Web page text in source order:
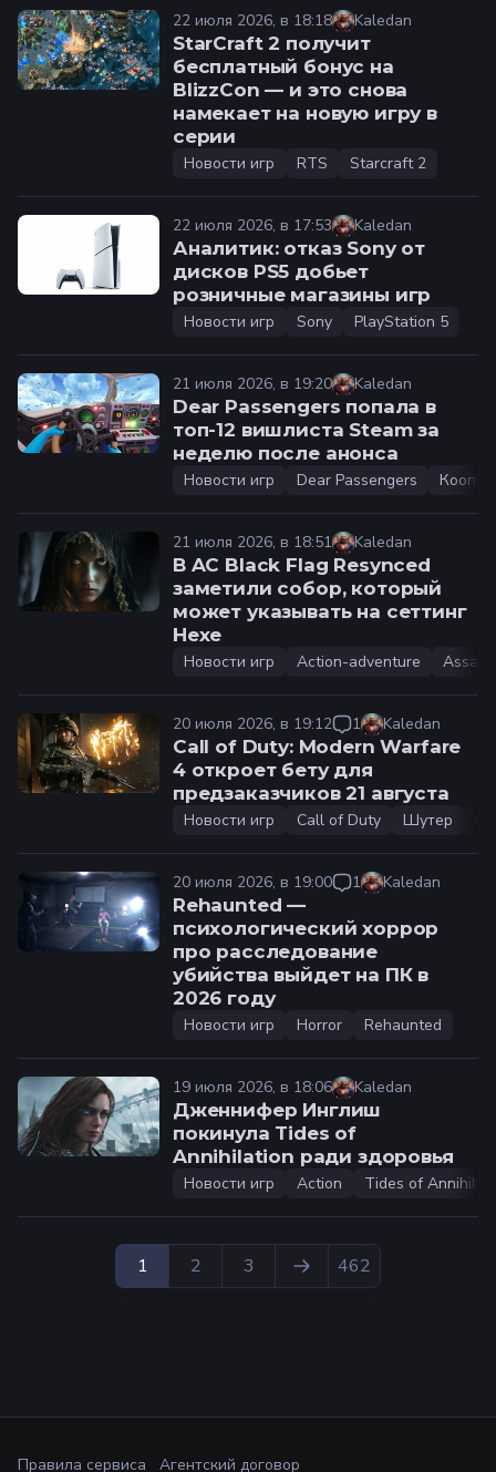
22 июля 2026, в 18:18 Kaledan
StarCraft 2 получит
бесплатный бонус на
BlizzCon — и это снова
намекает на новую игру в
серии
Новости игр RTS Starcraft 2
22 июля 2026, в 17:53 Kaledan
Аналитик: отказ Sony от
дисков PS5 добьет
розничные магазины игр
Новости игр Sony PlayStation 5
21 июля 2026, в 19:20 Kaledan
Dear Passengers попала в
топ-12 вишлиста Steam за
неделю после анонса
Новости игр Dear Passengers
21 июля 2026, в 18:51 Kaledan
В AC Black Flag Resynced
заметили собор, который
может указывать на сеттинг
Hexe
Новости игр Action-adventure
20 июля 2026, в 19:12 1 Kaledan
Call of Duty: Modern Warfare
4 откроет бету для
предзаказчиков 21 августа
Новости игр Call of Duty Шутер
20 июля 2026, в 19:00 1 Kaledan
Rehaunted —
психологический хоррор
про расследование
убийства выйдет на ПК в
2026 году
Новости игр Horror Rehaunted
19 июля 2026, в 18:06 Kaledan
Дженнифер Инглиш
покинула Tides of
Annihilation ради здоровья
Новости игр Action Tides of
1 2 3 462
Правила сервиса Агентский договор